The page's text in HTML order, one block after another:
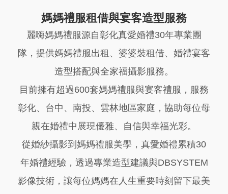
媽媽禮服租借與宴客造型服務
麗嗨媽媽禮服源自彰化真愛婚禮30年專業團
隊，提供媽媽禮服出租、婆婆裝租借、婚禮宴客
造型搭配與全家福攝影服務。
目前擁有超過600套媽媽禮服與宴客禮服，服務
彰化、台中、南投、雲林地區家庭，協助每位母
親在婚禮中展現優雅、自信與幸福光彩。
從婚紗攝影到媽媽禮服美學，真愛婚禮累積30
年婚禮經驗，透過專業造型建議與DBSYSTEM
影像技術，讓每位媽媽在人生重要時刻留下最美